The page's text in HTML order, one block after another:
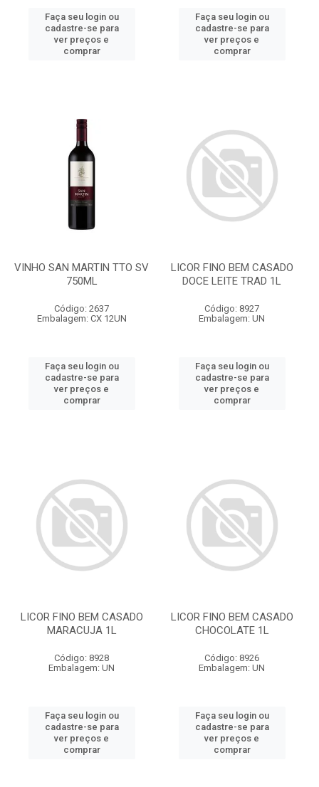
Faça seu login ou
cadastre-se para
ver preços e
comprar
Faça seu login ou
cadastre-se para
ver preços e
comprar
VINHO SAN MARTIN TTO SV
750ML
Código: 2637
Embalagem: CX 12UN
Faça seu login ou
cadastre-se para
ver preços e
comprar
LICOR FINO BEM CASADO
DOCE LEITE TRAD 1L
Código: 8927
Embalagem: UN
Faça seu login ou
cadastre-se para
ver preços e
comprar
LICOR FINO BEM CASADO
MARACUJA 1L
Código: 8928
Embalagem: UN
Faça seu login ou
cadastre-se para
ver preços e
comprar
LICOR FINO BEM CASADO
CHOCOLATE 1L
Código: 8926
Embalagem: UN
Faça seu login ou
cadastre-se para
ver preços e
comprar